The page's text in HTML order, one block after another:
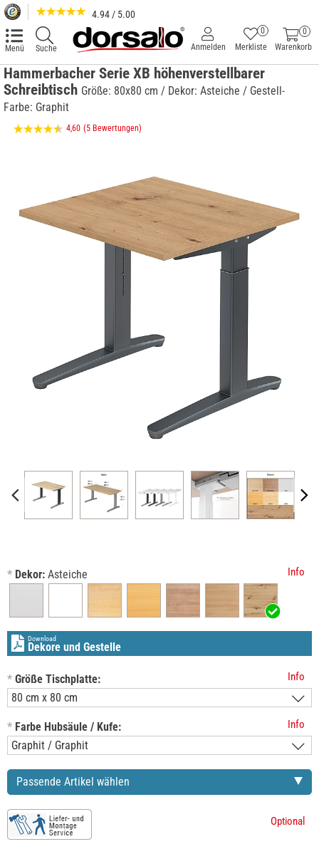
4.94 / 5.00
Menü Suche
0
Warenkorb
Merkliste
0
Anmelden
Hammerbacher Serie XB höhenverstellbarer
Schreibtisch Größe: 80x80 cm / Dekor: Asteiche / Gestell-
Farbe: Graphit
4,60 (5 Bewertungen)
* Dekor: Asteiche Info
Download
Dekore und Gestelle
* Größe Tischplatte: Info
* Farbe Hubsäule / Kufe: Info
Passende Artikel wählen
Optional